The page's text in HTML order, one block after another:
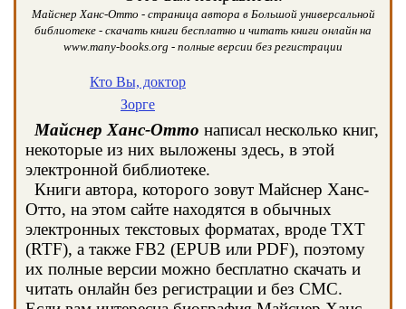
Майснер Ханс-Отто - страница автора в Большой универсальной
библиотеке - скачать книги бесплатно и читать книги онлайн на
www.many-books.org - полные версии без регистрации
Кто Вы, доктор
Зорге
Майснер Ханс-Отто написал несколько книг,
некоторые из них выложены здесь, в этой
электронной библиотеке.
Книги автора, которого зовут Майснер Ханс-
Отто, на этом сайте находятся в обычных
электронных текстовых форматах, вроде TXT
(RTF), а также FB2 (EPUB или PDF), поэтому
их полные версии можно бесплатно скачать и
читать онлайн без регистрации и без СМС.